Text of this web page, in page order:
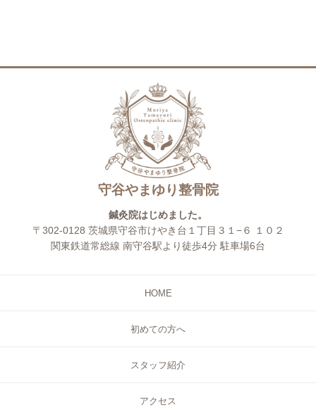
守谷やまゆり整骨院
鍼灸院はじめました。
〒302-0128 茨城県守谷市けやき台１丁目３１−６ １０２
関東鉄道常総線 南守谷駅より徒歩4分 駐車場6台
HOME
初めての方へ
スタッフ紹介
アクセス